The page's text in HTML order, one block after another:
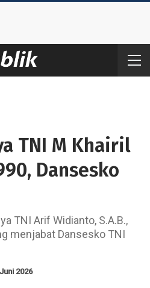
TNI M Khairil
Dansesko
TNI Arif Widianto, S.A.B.,
menjabat Dansesko TNI
2026